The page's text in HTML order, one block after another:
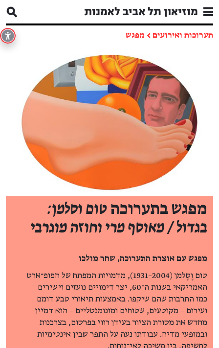
תערוכות ואירועים ← מפגש
מפגש בתערוכה טום וסלמן:
בגדול / מאוסף מרי וחוזה מוגרבי
מפגש עם אוצרת התערוכה, שחר מולכו
טום וֶסֶלמן (2004–1931), מדמויות המפתח של הפופ־ארט
האמריקאי בשנות ה־60, יצר דימויים נועזים וישירים
כמו התרבות שהם שיקפו. באמצעות תיאורי טבע דומם
ועירום – מקוטעים, שטוחים ומונומנטליים – הוא דמיין
מחדש את מסורת הציור בעידן רווי בפרסום, בצרכנות
ובמופעי מדיה. עבודתו נעה על התפר שבין אינטימיות
לחשיפה, בין משיכה לאי־נוחות.